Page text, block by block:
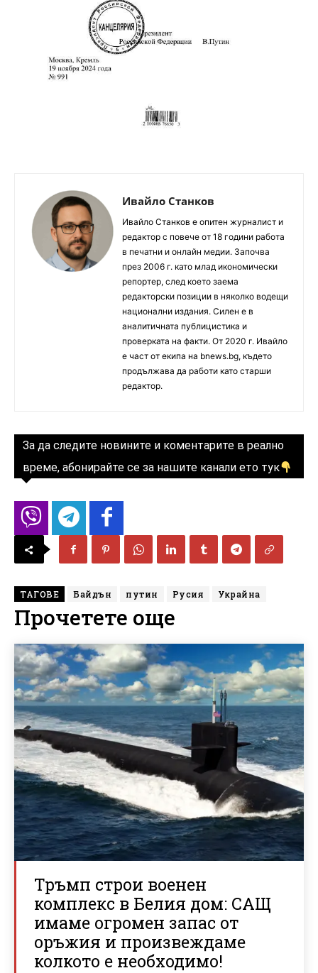
Ивайло Станков
Ивайло Станков е опитен журналист и
редактор с повече от 18 години работа
в печатни и онлайн медии. Започва
през 2006 г. като млад икономически
репортер, след което заема
редакторски позиции в няколко водещи
национални издания. Силен е в
аналитичната публицистика и
проверката на факти. От 2020 г. Ивайло
е част от екипа на bnews.bg, където
продължава да работи като старши
редактор.
За да следите новините и коментарите в реално
време, абонирайте се за нашите канали ето тук
ТАГОВЕ Байдън путин Русия Украйна
Прочетете още
Тръмп строи военен
комплекс в Белия дом: САЩ
имаме огромен запас от
оръжия и произвеждаме
колкото е необходимо!